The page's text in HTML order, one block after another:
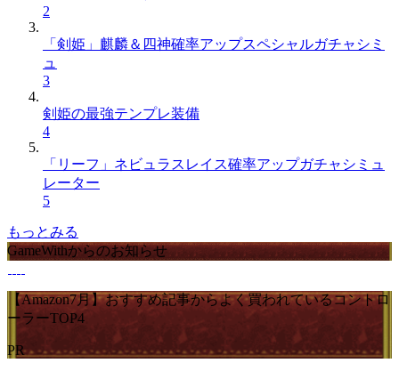
2
「剣姫」麒麟＆四神確率アップスペシャルガチャシミ
ュ
3
剣姫の最強テンプレ装備
4
「リーフ」ネビュラスレイス確率アップガチャシミュ
レーター
5
もっとみる
GameWithからのお知らせ
【Amazon7月】おすすめ記事からよく買われているコントロ
ーラーTOP4
PR